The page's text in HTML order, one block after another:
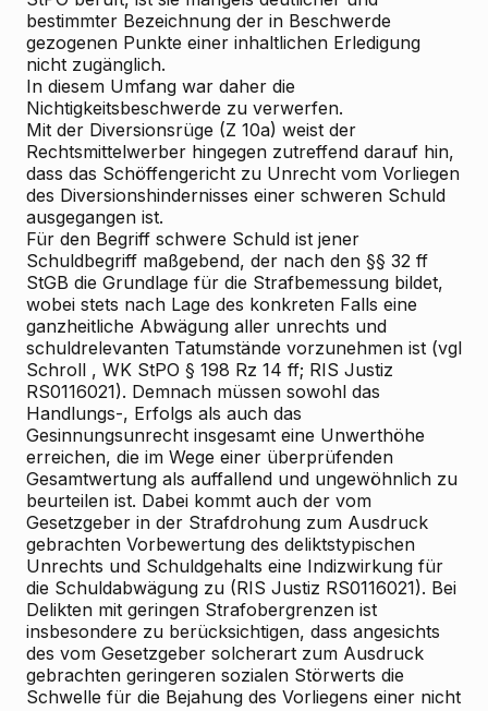
bestimmter Bezeichnung der in Beschwerde
gezogenen Punkte einer inhaltlichen Erledigung
nicht zugänglich.
In diesem Umfang war daher die
Nichtigkeitsbeschwerde zu verwerfen.
Mit der Diversionsrüge (Z 10a) weist der
Rechtsmittelwerber hingegen zutreffend darauf hin,
dass das Schöffengericht zu Unrecht vom Vorliegen
des Diversionshindernisses einer schweren Schuld
ausgegangen ist.
Für den Begriff schwere Schuld ist jener
Schuldbegriff maßgebend, der nach den §§ 32 ff
StGB die Grundlage für die Strafbemessung bildet,
wobei stets nach Lage des konkreten Falls eine
ganzheitliche Abwägung aller unrechts und
schuldrelevanten Tatumstände vorzunehmen ist (vgl
Schroll , WK StPO § 198 Rz 14 ff; RIS Justiz
RS0116021). Demnach müssen sowohl das
Handlungs-, Erfolgs als auch das
Gesinnungsunrecht insgesamt eine Unwerthöhe
erreichen, die im Wege einer überprüfenden
Gesamtwertung als auffallend und ungewöhnlich zu
beurteilen ist. Dabei kommt auch der vom
Gesetzgeber in der Strafdrohung zum Ausdruck
gebrachten Vorbewertung des deliktstypischen
Unrechts und Schuldgehalts eine Indizwirkung für
die Schuldabwägung zu (RIS Justiz RS0116021). Bei
Delikten mit geringen Strafobergrenzen ist
insbesondere zu berücksichtigen, dass angesichts
des vom Gesetzgeber solcherart zum Ausdruck
gebrachten geringeren sozialen Störwerts die
Schwelle für die Bejahung des Vorliegens einer nicht